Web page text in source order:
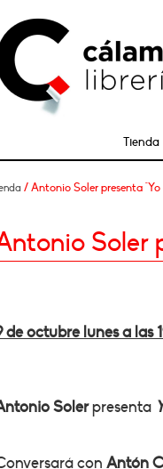
Tienda
/ Antonio Soler presenta
Soler
de octubre lunes a las
Solerpresenta
con Antón